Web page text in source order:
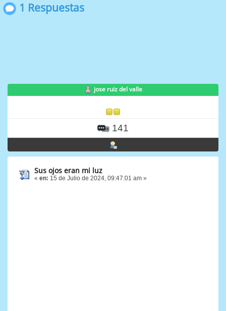
1 Respuestas
jose ruiz del valle
141
Sus ojos eran mi luz
« en: 15 de Julio de 2024, 09:47:01 am »